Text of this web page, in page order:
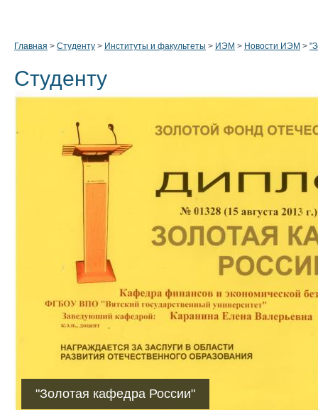
Главная > Студенту > Институты и факультеты > ИЭМ > Новости ИЭМ >
Студенту
"Золотая кафедра России"